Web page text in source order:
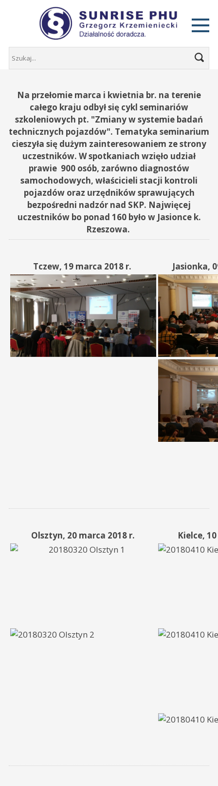
Na przełomie marca i kwietnia br. na terenie
całego kraju odbył się cykl seminariów
szkoleniowych pt. "Zmiany w systemie badań
technicznych pojazdów". Tematyka seminarium
cieszyła się dużym zainteresowaniem ze strony
uczestników. W spotkaniach wzięło udział
prawie 900 osób, zarówno diagnostów
samochodowych, właścicieli stacji kontroli
pojazdów oraz urzędników sprawujących
bezpośredni nadzór nad SKP. Najwięcej
uczestników bo ponad 160 było w Jasionce k.
Rzeszowa.
Tczew, 19 marca 2018 r. Jasionka,
Olsztyn, 20 marca 2018 r. Kielce,